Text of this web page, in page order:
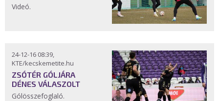
Videó.
24-12-16 08:39,
KTE/kecskemetite.hu
ZSÓTÉR GÓLJÁRA
DÉNES VÁLASZOLT
Gólösszefoglaló.